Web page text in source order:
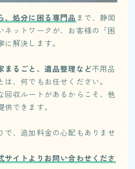
、処分に困る専門品 まで、静岡
ネットワークが、お客様の「困
解決します。
まるごと、遺品整理など不用品
、何でもお任せください。
回収ルートがあるからこそ、他
できます。
で、追加料金の心配もありませ
サイトよりお問い合わせくださ